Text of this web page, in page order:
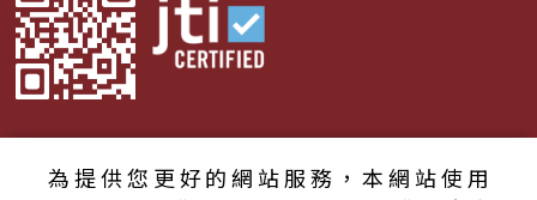
為提供您更好的網站服務，本網站使用